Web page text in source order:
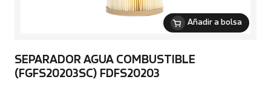
Añadir a bolsa
SEPARADOR AGUA COMBUSTIBLE
(FGFS20203SC) FDFS20203